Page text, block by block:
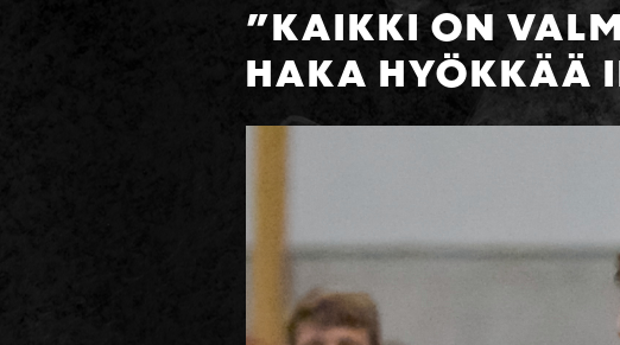
”KAIKKI ON
HAKA HYÖKKÄÄ